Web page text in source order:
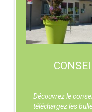
Découvrez le
téléchargez les